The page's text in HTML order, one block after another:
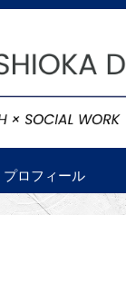
プロフィール